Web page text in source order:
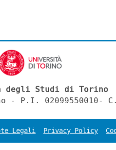
degli Studi di Torino
P.I. 02099550010-
Legali Privacy Policy